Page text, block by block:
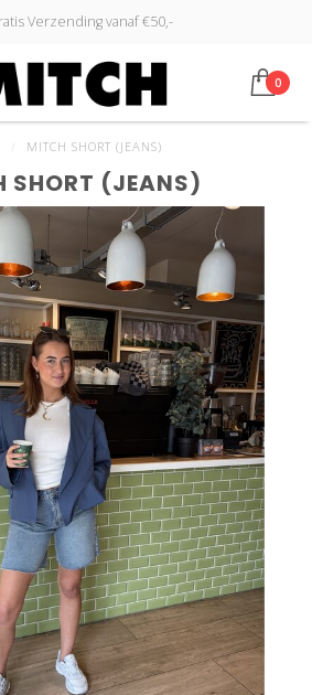
Verzending vanaf €50,-
0
MITCH SHORT (JEANS)
SHORT (JEANS)